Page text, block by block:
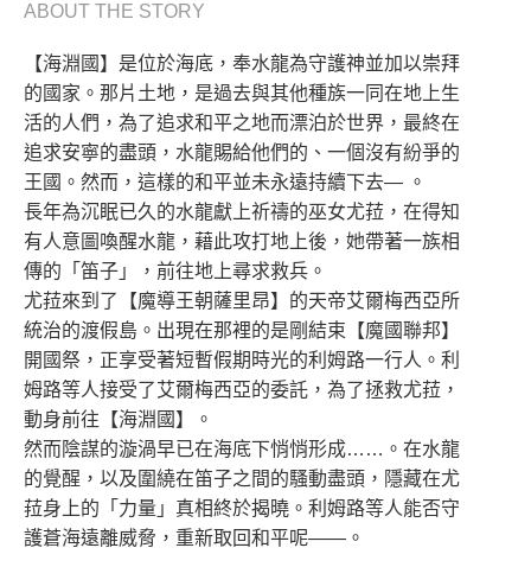
ABOUT THE STORY
【海淵國】是位於海底，奉水龍為守護神並加以崇拜
的國家。那片土地，是過去與其他種族一同在地上生
活的人們，為了追求和平之地而漂泊於世界，最終在
追求安寧的盡頭，水龍賜給他們的、一個沒有紛爭的
王國。然而，這樣的和平並未永遠持續下去— 。
長年為沉眠已久的水龍獻上祈禱的巫女尤菈，在得知
有人意圖喚醒水龍，藉此攻打地上後，她帶著一族相
傳的「笛子」，前往地上尋求救兵。
尤菈來到了【魔導王朝薩里昂】的天帝艾爾梅西亞所
統治的渡假島。出現在那裡的是剛結束【魔國聯邦】
開國祭，正享受著短暫假期時光的利姆路一行人。利
姆路等人接受了艾爾梅西亞的委託，為了拯救尤菈，
動身前往【海淵國】。
然而陰謀的漩渦早已在海底下悄悄形成……。在水龍
的覺醒，以及圍繞在笛子之間的騷動盡頭，隱藏在尤
菈身上的「力量」真相終於揭曉。利姆路等人能否守
護蒼海遠離威脅，重新取回和平呢――。